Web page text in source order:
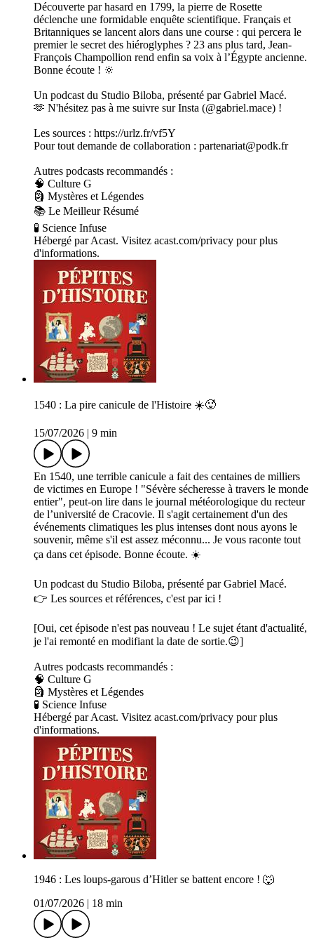
Découverte par hasard en 1799, la pierre de Rosette
déclenche une formidable enquête scientifique. Français et
Britanniques se lancent alors dans une course : qui percera le
premier le secret des hiéroglyphes ? 23 ans plus tard, Jean-
François Champollion rend enfin sa voix à l’Égypte ancienne.
Bonne écoute ! 🔆
Un podcast du Studio Biloba, présenté par Gabriel Macé.
🫶 N'hésitez pas à me suivre sur Insta (@gabriel.mace) !
Les sources : https://urlz.fr/vf5Y
Pour tout demande de collaboration : partenariat@podk.fr
Autres podcasts recommandés :
🧠 Culture G
🗿 Mystères et Légendes
📚 Le Meilleur Résumé
🧪 Science Infuse
Hébergé par Acast. Visitez acast.com/privacy pour plus
d'informations.
1540 : La pire canicule de l'Histoire ☀️🥵
15/07/2026 9 min
En 1540, une terrible canicule a fait des centaines de milliers
de victimes en Europe ! "Sévère sécheresse à travers le monde
entier", peut-on lire dans le journal météorologique du recteur
de l’université de Cracovie. Il s'agit certainement d'un des
événements climatiques les plus intenses dont nous ayons le
souvenir, même s'il est assez méconnu... Je vous raconte tout
ça dans cet épisode. Bonne écoute. ☀️
Un podcast du Studio Biloba, présenté par Gabriel Macé.
👉 Les sources et références, c'est par ici !
[Oui, cet épisode n'est pas nouveau ! Le sujet étant d'actualité,
je l'ai remonté en modifiant la date de sortie.😉]
Autres podcasts recommandés :
🧠 Culture G
🗿 Mystères et Légendes
🧪 Science Infuse
Hébergé par Acast. Visitez acast.com/privacy pour plus
d'informations.
1946 : Les loups-garous d’Hitler se battent encore ! 🐺
01/07/2026
18 min